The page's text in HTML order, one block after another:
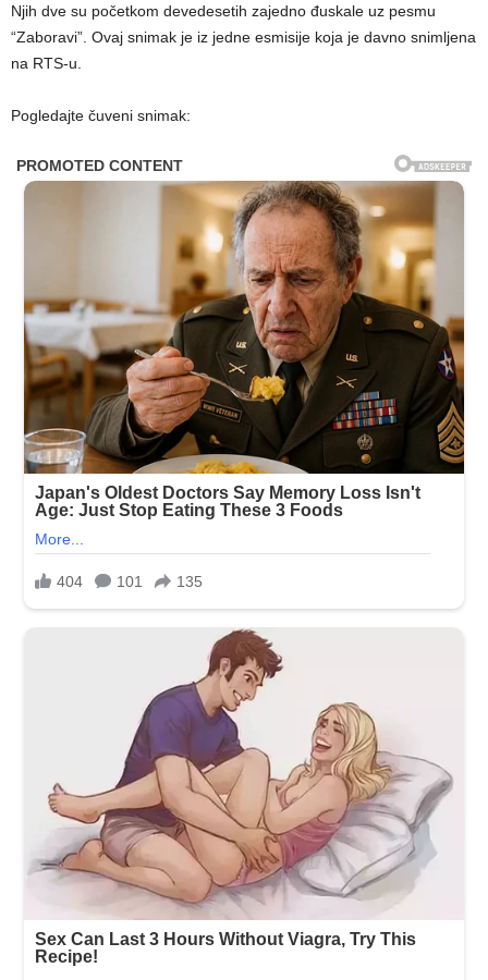
Njih dve su početkom devedesetih zajedno đuskale uz pesmu
“Zaboravi”. Ovaj snimak je iz jedne esmisije koja je davno snimljena
na RTS-u.
Pogledajte čuveni snimak: